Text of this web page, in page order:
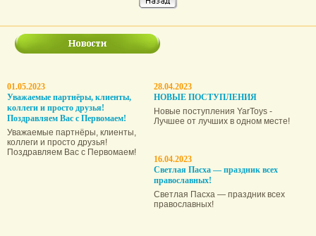
01.05.2023
Уважаемые партнёры, клиенты,
коллеги и просто друзья!
Поздравляем Вас с Первомаем!
Уважаемые партнёры, клиенты,
коллеги и просто друзья!
Поздравляем Вас с Первомаем!
28.04.2023
НОВЫЕ ПОСТУПЛЕНИЯ
Новые поступления YarToys -
Лучшее от лучших в одном месте!
16.04.2023
Светлая Пасха — праздник всех
православных!
Светлая Пасха — праздник всех
православных!